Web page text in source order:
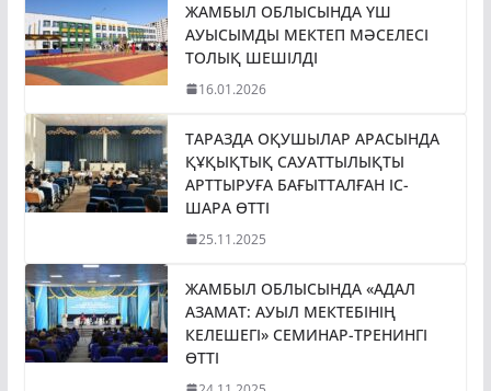
ЖАМБЫЛ ОБЛЫСЫНДА ҮШ
АУЫСЫМДЫ МЕКТЕП МӘСЕЛЕСІ
ТОЛЫҚ ШЕШІЛДІ
16.01.2026
ТАРАЗДА ОҚУШЫЛАР АРАСЫНДА
ҚҰҚЫҚТЫҚ САУАТТЫЛЫҚТЫ
АРТТЫРУҒА БАҒЫТТАЛҒАН ІС-
ШАРА ӨТТІ
25.11.2025
ЖАМБЫЛ ОБЛЫСЫНДА «АДАЛ
АЗАМАТ: АУЫЛ МЕКТЕБІНІҢ
КЕЛЕШЕГІ» СЕМИНАР-ТРЕНИНГІ
ӨТТІ